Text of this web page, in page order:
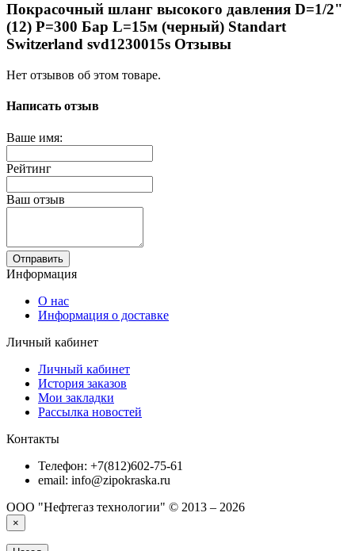
Покрасочный шланг высокого давления D=1/2"
(12) P=300 Бар L=15м (черный) Standart
Switzerland svd1230015s Отзывы
Нет отзывов об этом товаре.
Написать отзыв
Ваше имя:
Рейтинг
Ваш отзыв
Отправить
Информация
О нас
Информация о доставке
Личный кабинет
Личный кабинет
История заказов
Мои закладки
Рассылка новостей
Контакты
Телефон: +7(812)602-75-61
email: info@zipokraska.ru
ООО "Нефтегаз технологии" © 2013 – 2026
×